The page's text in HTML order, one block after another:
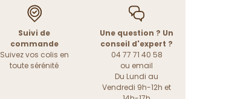
Suivi de
commande
Suivez vos colis en
toute sérénité
Une question ? Un
conseil d'expert ?
04 77 71 40 58
ou email
Du Lundi au
Vendredi 9h-12h et